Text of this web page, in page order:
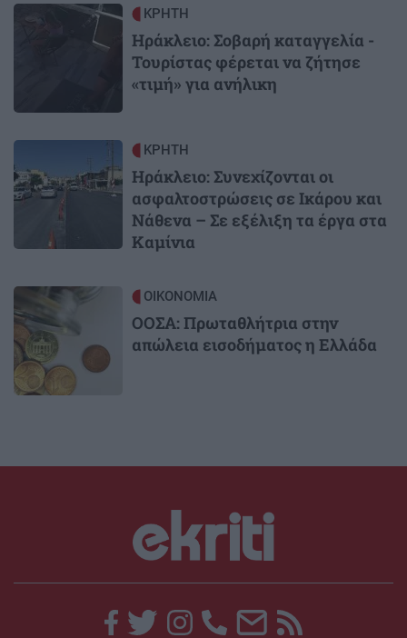
ΚΡΗΤΗ
Ηράκλειο: Σοβαρή καταγγελία -
Τουρίστας φέρεται να ζήτησε
«τιμή» για ανήλικη
ΚΡΗΤΗ
Ηράκλειο: Συνεχίζονται οι
ασφαλτοστρώσεις σε Ικάρου και
Νάθενα – Σε εξέλιξη τα έργα στα
Καμίνια
Image ΟΙΚΟΝΟΜΙΑ
ΟΟΣΑ: Πρωταθλήτρια στην
απώλεια εισοδήματος η Ελλάδα